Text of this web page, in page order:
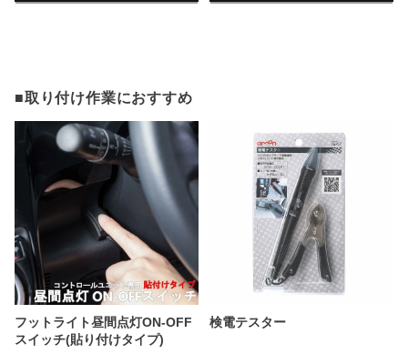
■取り付け作業におすすめ
フットライト昼間点灯ON-OFF
スイッチ(貼り付けタイプ)
検電テスター